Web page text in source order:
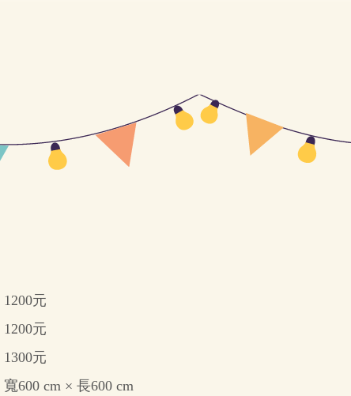
1200元
1200元
1300元
寬600 cm × 長600 cm